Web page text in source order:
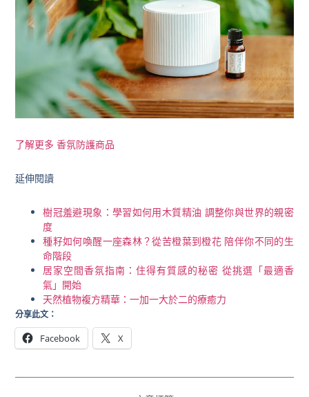
了解更多 香氛防護商品
延伸閱讀
樹冠羞避現象：學習如何用木質精油 調整你與世界的親密
度
種籽如何喚醒一座森林？從苦橙葉到橙花 陪伴你不同的生
命階段
居家空間香氛指南：住得有質感的秘密 從挑選「最適香
氣」開始
天然植物複方精華：一加一大於二的療癒力
分享此文：
Facebook X